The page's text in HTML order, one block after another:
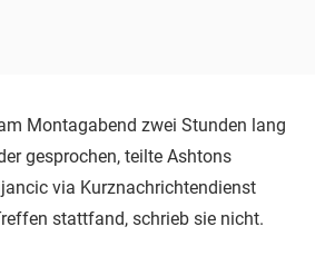
Montagabend zwei Stunden lang
gesprochen, teilte Ashtons
via Kurznachrichtendienst
stattfand, schrieb sie nicht.